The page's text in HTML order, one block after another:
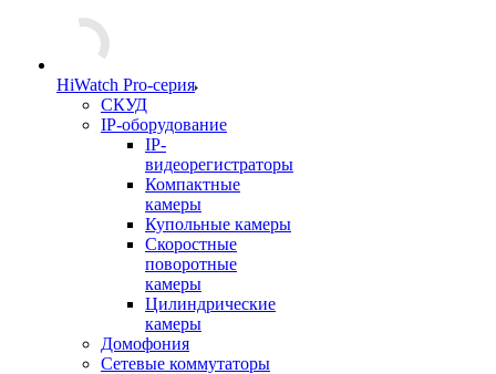
HiWatch Pro-серия
CКУД
IP-оборудование
IP-
видеорегистраторы
Компактные
камеры
Купольные камеры
Скоростные
поворотные
камеры
Цилиндрические
камеры
Домофония
Сетевые коммутаторы